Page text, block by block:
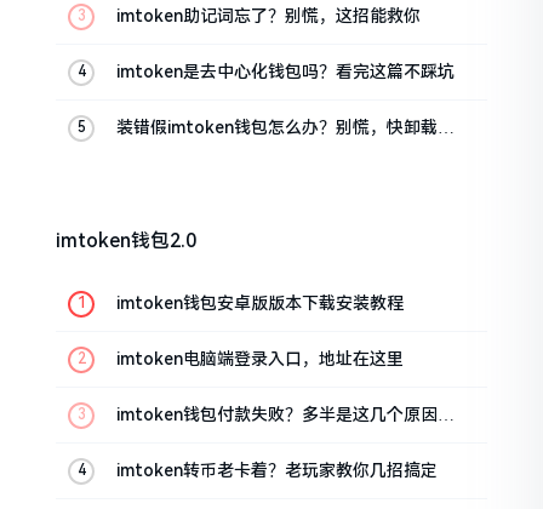
imtoken助记词忘了？别慌，这招能救你
imtoken是去中心化钱包吗？看完这篇不踩坑
装错假imtoken钱包怎么办？别慌，快卸载，
imtoken钱包2.0
imtoken钱包安卓版版本下载安装教程
imtoken电脑端登录入口，地址在这里
imtoken钱包付款失败？多半是这几个原因闹
imtoken转币老卡着？老玩家教你几招搞定